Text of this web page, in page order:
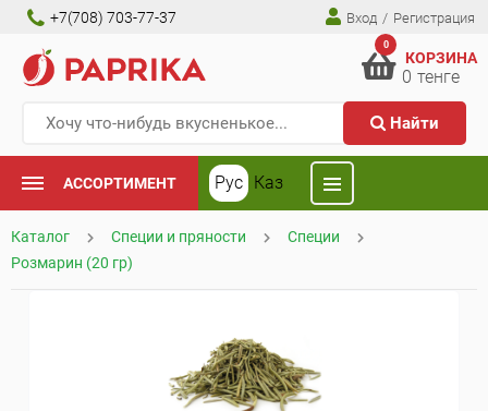
+7(708) 703-77-37 Вход / Регистрация
Найти
0
КОРЗИНА
0 тенге
АССОРТИМЕНТ Рус Каз
Каталог Специи и пряности
Специи
Розмарин (20 гр)